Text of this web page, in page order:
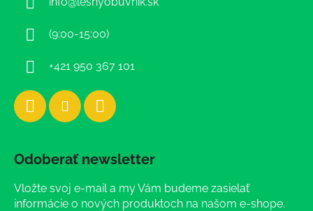
(9:00-15:00)
+421 950 367 101
Odoberať newsletter
Vložte svoj e-mail a my Vám budeme zasielať
informácie o nových produktoch na našom e-shope.